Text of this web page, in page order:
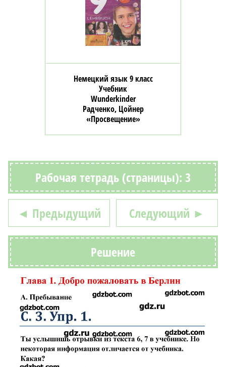
Немецкий язык 9 класс
Учебник
Wunderkinder
Радченко, Цойнер
«Просвещение»
Рабочая тетрадь (страницы): 3
◄ Предыдущий Следующий ►
Решение